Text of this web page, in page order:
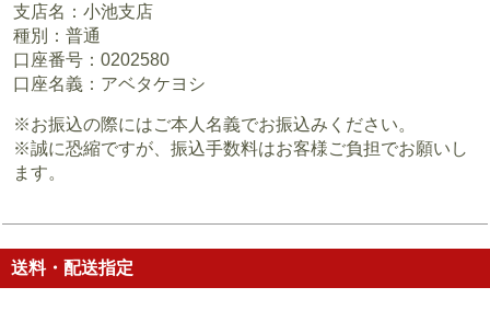
支店名：小池支店
種別：普通
口座番号：0202580
口座名義：アベタケヨシ
※お振込の際にはご本人名義でお振込みください。
※誠に恐縮ですが、振込手数料はお客様ご負担でお願いし
ます。
送料・配送指定